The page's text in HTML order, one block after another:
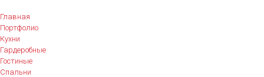
Главная
Портфолио
Кухни
Гардеробные
Гостиные
Спальни